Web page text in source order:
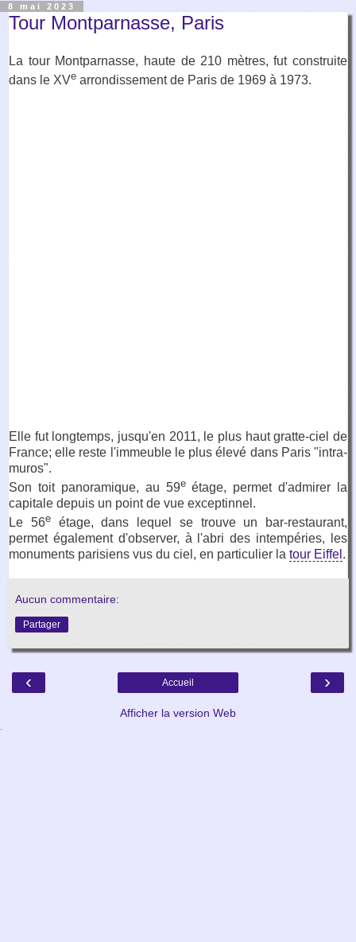
8 mai 2023
Tour Montparnasse, Paris
La tour Montparnasse, haute de 210 mètres, fut construite
dans le XVe arrondissement de Paris de 1969 à 1973.
Elle fut longtemps, jusqu'en 2011, le plus haut gratte-ciel de
France; elle reste l'immeuble le plus élevé dans Paris "intra-
muros".
Son toit panoramique, au 59eétage, permet d'admirer la
capitale depuis un point de vue exceptinnel.
Le 56eétage, dans lequel se trouve un bar-restaurant,
permet également d'observer, à l'abri des intempéries, les
monuments parisiens vus du ciel, en particulier la tour Eiffel .
Aucun commentaire:
Partager
‹ ›
Accueil
Afficher la version Web